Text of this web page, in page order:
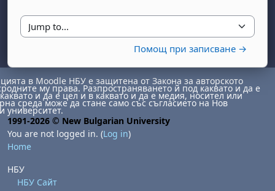
Jump to...
Помощ при записване →
15 August
16 August
29 August
30 August
в Moodle НБУ е защитена от Закона за авторското
му права. Разпространяването й под каквато и да е
и да е цел и в каквато и да е медия, носител или
среда може да стане само със съгласието на Нов
университет.
1991-2026 © New Bulgarian University
You are not logged in. (Log in)
Home
НБУ
НБУ Сайт